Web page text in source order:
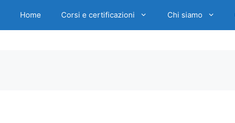
Home Corsi e certificazioni Chi siamo